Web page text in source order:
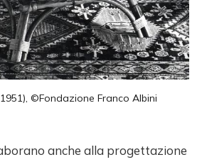
©Fondazione Franco Albini
anche alla progettazione